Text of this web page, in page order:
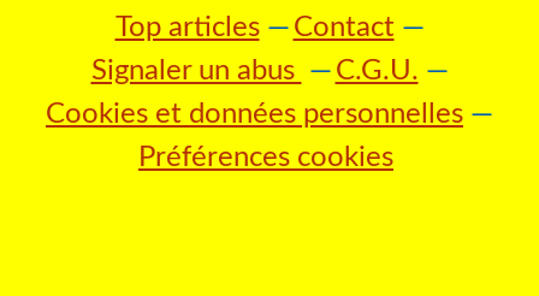
Top articles
Contact
Signaler un abus
C.G.U.
Cookies et données personnelles
Préférences cookies